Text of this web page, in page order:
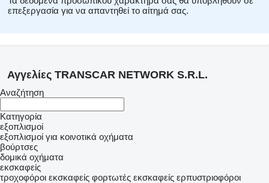
επεξεργασία για να απαντηθεί το αίτημά σας.
Αγγελίες TRANSCAR NETWORK S.R.L.
Αναζήτηση
Κατηγορία
εξοπλισμοί
εξοπλισμοί για κοινοτικά οχήματα
βούρτσες
δομικά οχήματα
εκσκαφείς
τροχοφόροι εκσκαφείς φορτωτές εκσκαφείς ερπυστριοφόροι